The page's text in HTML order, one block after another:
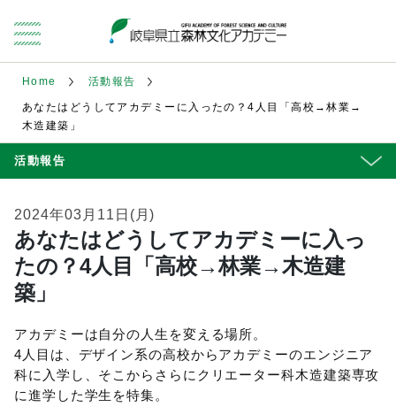
Home 活動報告
あなたはどうしてアカデミーに入ったの？4人目「高校→林業→
木造建築」
活動報告
2024年03月11日(月)
あなたはどうしてアカデミーに入っ
たの？4人目「高校→林業→木造建
築」
アカデミーは自分の人生を変える場所。
4人目は、デザイン系の高校からアカデミーのエンジニア
科に入学し、そこからさらにクリエーター科木造建築専攻
に進学した学生を特集。